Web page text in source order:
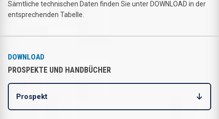
Sämtliche technischen Daten finden Sie unter DOWNLOAD in der
entsprechenden Tabelle.
DOWNLOAD
PROSPEKTE UND HANDBÜCHER
Prospekt